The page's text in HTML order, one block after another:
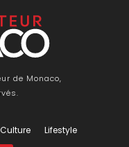
de Monaco,
Culture Lifestyle